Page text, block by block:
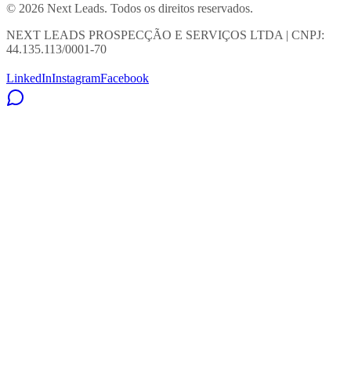
© 2026 Next Leads. Todos os direitos reservados.
NEXT LEADS PROSPECÇÃO E SERVIÇOS LTDA | CNPJ:
44.135.113/0001-70
LinkedInInstagramFacebook